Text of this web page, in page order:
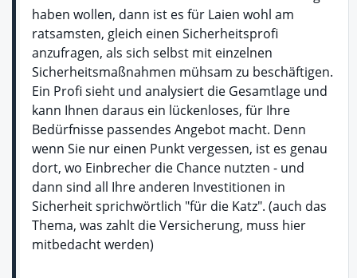
haben wollen, dann ist es für Laien wohl am
ratsamsten, gleich einen Sicherheitsprofi
anzufragen, als sich selbst mit einzelnen
Sicherheitsmaßnahmen mühsam zu beschäftigen.
Ein Profi sieht und analysiert die Gesamtlage und
kann Ihnen daraus ein lückenloses, für Ihre
Bedürfnisse passendes Angebot macht. Denn
wenn Sie nur einen Punkt vergessen, ist es genau
dort, wo Einbrecher die Chance nutzten - und
dann sind all Ihre anderen Investitionen in
Sicherheit sprichwörtlich "für die Katz". (auch das
Thema, was zahlt die Versicherung, muss hier
mitbedacht werden)